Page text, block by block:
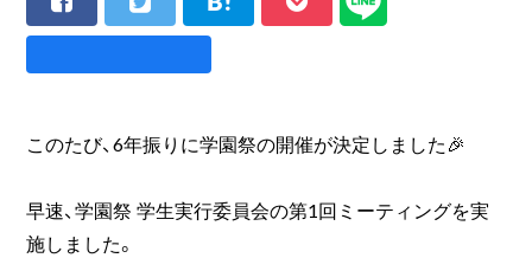
このたび、6年振りに学園祭の開催が決定しました🎉
早速、学園祭 学生実行委員会の第1回ミーティングを実
施しました。